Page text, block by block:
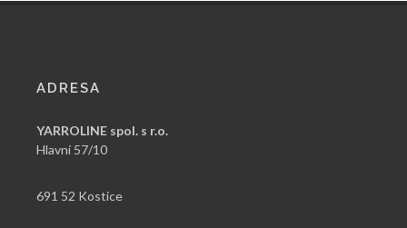
ADRESA
YARROLINE spol. s r.o.
Hlavní 57/10
691 52 Kostice